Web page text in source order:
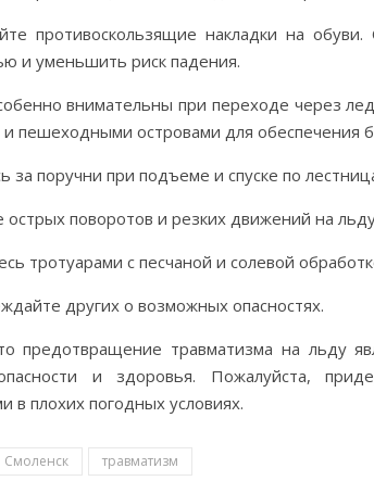
противоскользящие накладки на
и уменьшить риск падения.
внимательны при переходе через
пешеходными островами для обеспечения
за поручни при подъеме и спуске по
острых поворотов и резких движений на
тротуарами с песчаной и солевой
других о возможных опасностях.
предотвращение травматизма на льду
и здоровья. Пожалуйста,
в плохих погодных условиях.
Смоленск травматизм